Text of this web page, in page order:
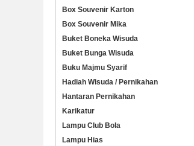
Box Souvenir Karton
Box Souvenir Mika
Buket Boneka Wisuda
Buket Bunga Wisuda
Buku Majmu Syarif
Hadiah Wisuda / Pernikahan
Hantaran Pernikahan
Karikatur
Lampu Club Bola
Lampu Hias